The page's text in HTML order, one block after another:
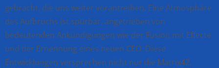
gebracht, die uns weiter vorantreiben. Eine Atmosphäre
des Aufbruchs ist spürbar, angetrieben von
bedeutenden Ankündigungen wie der Fusion mit Effecte
und der Ernennung eines neuen CEO. Diese
Entwicklungen versprechen nicht nur die Matrix42,